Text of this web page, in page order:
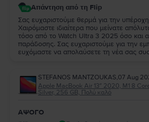
Απάντηση από τη Flip
Σας ευχαριστούμε θερμά για την
Χαιρόμαστε ιδιαίτερα που μείνατε
τόσο από το Watch Ultra 3 2025 όσο και
παράδοσης. Σας ευχαριστούμε για την
ευχόμαστε να απολαύσετε τη νέα σας
STEFANOS MANTZOUKAS,07 Aug
Apple MacBook Air 13″ 2020, M1 8
Silver, 256 GB, Πολύ καλό
ΑΨΟΓΟ